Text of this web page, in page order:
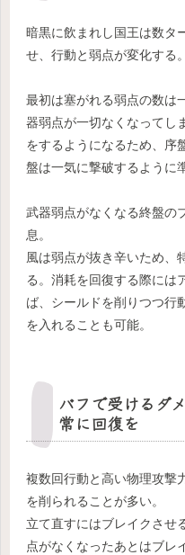
暗黒に飲まれし国王は数タ
せ、行動と弱点が変化する。
最初は塞がれる弱点の数は
器弱点が一切なくなってし
をするようになるため、序
盤は一気に撃破するように
武器弱点がなくなる終盤の
息。
風は弱点が抜き辛いため、
る。消耗を回復する際には
ば、シールドを削りつつ行
を入れることも可能。
バフで受けるダ
常に回復を
複数回行動と高い物理攻撃
を削られることが多い。
立て直すにはブレイクさせ
点がなくなったあとはブレ